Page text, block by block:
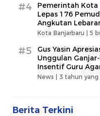
#4
Pemerintah Kota
Lepas 176
Angkutan
Kota Banjarbaru | 5
#5
Gus Yasin
Unggulan
Insentif Guru
News | 3 tahun yang
Berita Terkini